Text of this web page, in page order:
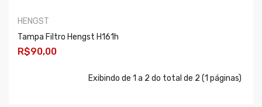
HENGST
Tampa Filtro Hengst H161h
R$90,00
Exibindo de 1 a 2 do total de 2 (1 páginas)